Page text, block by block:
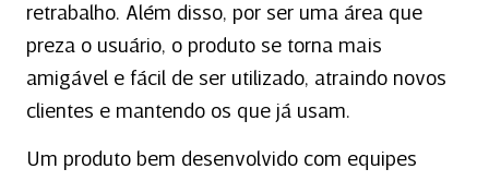
retrabalho. Além disso, por ser uma área que
preza o usuário, o produto se torna mais
amigável e fácil de ser utilizado, atraindo novos
clientes e mantendo os que já usam.
Um produto bem desenvolvido com equipes